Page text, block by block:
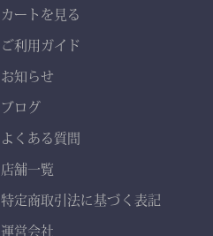
カートを見る
ご利用ガイド
お知らせ
ブログ
よくある質問
店舗一覧
特定商取引法に基づく表記
運営会社